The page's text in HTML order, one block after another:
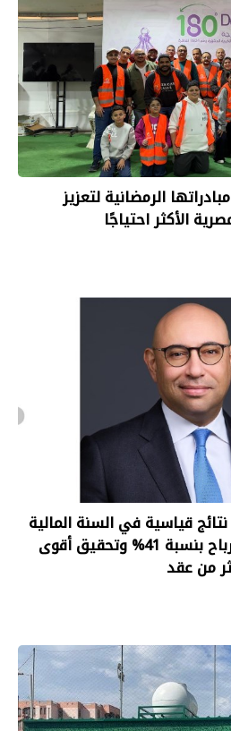
الرمضانية لتعزيز
الأكثر احتياجًا
قياسية في السنة المالية
2025 مع نمو صافي الأرباح بنسبة 41% وتحقيق أقوى
من عقد